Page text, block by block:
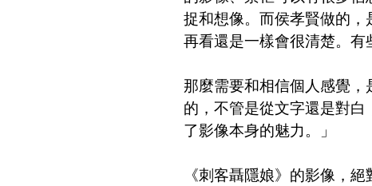
捉和想像。而侯孝賢做的
再看還是一樣會很清楚。有
那麼需要和相信個人感覺
的，不管是從文字還是對
了影像本身的魅力。」
《刺客聶隱娘》的影像，